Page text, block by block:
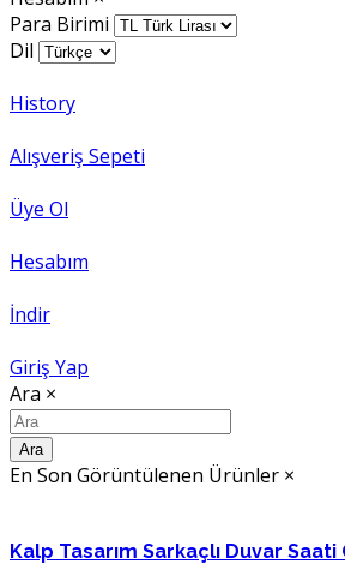
Para Birimi
Dil
History
Alışveriş Sepeti
Üye Ol
Hesabım
İndir
Giriş Yap
Ara ×
Ara
En Son Görüntülenen Ürünler ×
Kalp Tasarım Sarkaçlı Duvar